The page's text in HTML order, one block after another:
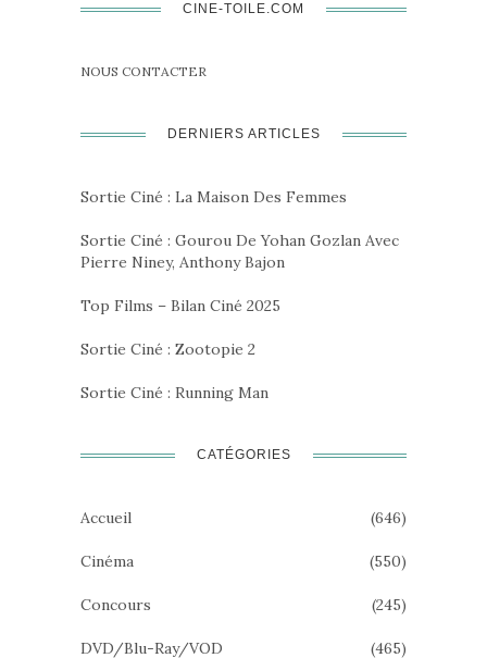
CINE-TOILE.COM
NOUS CONTACTER
DERNIERS ARTICLES
Sortie Ciné : La Maison Des Femmes
Sortie Ciné : Gourou De Yohan Gozlan Avec
Pierre Niney, Anthony Bajon
Top Films – Bilan Ciné 2025
Sortie Ciné : Zootopie 2
Sortie Ciné : Running Man
CATÉGORIES
Accueil (646)
Cinéma (550)
Concours (245)
DVD/Blu-Ray/VOD (465)